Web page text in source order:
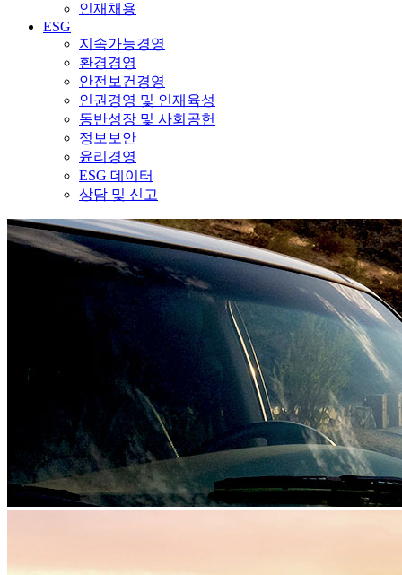
인재채용
ESG
지속가능경영
환경경영
안전보건경영
인권경영 및 인재육성
동반성장 및 사회공헌
정보보안
윤리경영
ESG 데이터
상담 및 신고